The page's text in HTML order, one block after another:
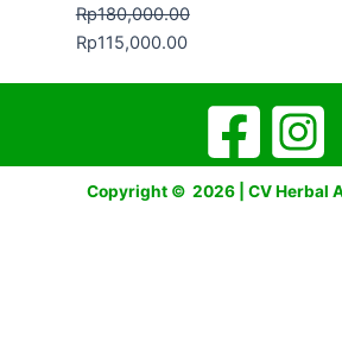
Rp180,000.00
Rp115,000.00
Copyright © 2026 | CV Herbal